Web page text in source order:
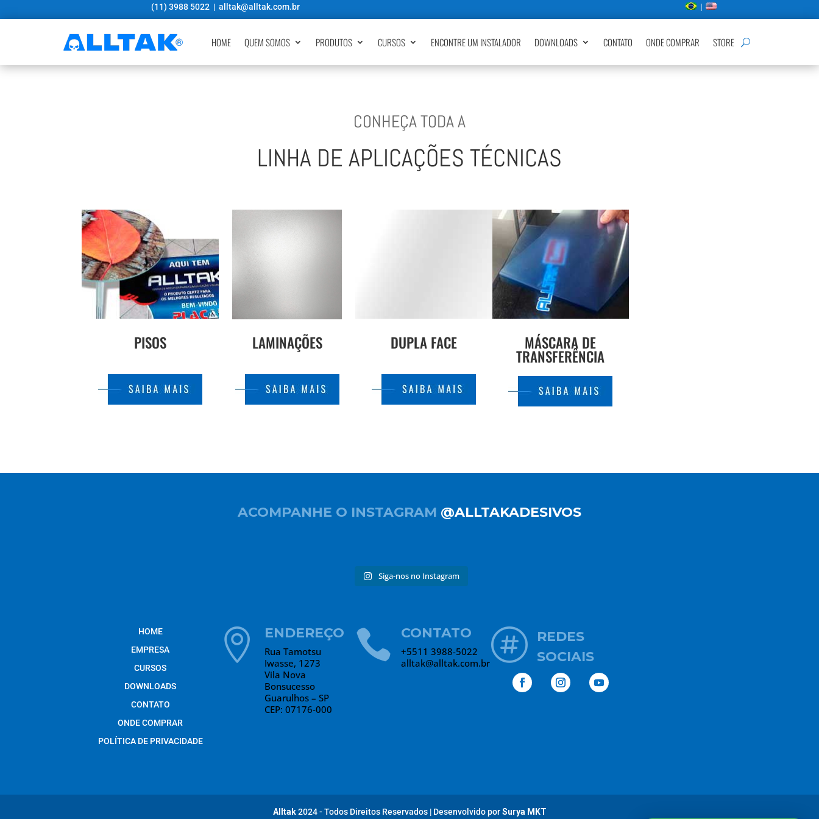
(11) 3988 5022 | alltak@alltak.com.br |
HOME QUEM SOMOS PRODUTOS CURSOS ENCONTRE UM INSTALADOR DOWNLOADS CONTATO ONDE COMPRAR STORE
CONHEÇA TODA A
LINHA DE APLICAÇÕES TÉCNICAS
PISOS LAMINAÇÕES DUPLA FACE MÁSCARA DE
TRANSFERÊNCIA
ACOMPANHE O INSTAGRAM @ALLTAKADESIVOS
Siga-nos no Instagram
HOME
EMPRESA
CURSOS
DOWNLOADS
CONTATO
ONDE COMPRAR
POLÍTICA DE PRIVACIDADE
 ENDEREÇO
Rua Tamotsu
Iwasse, 1273
Vila Nova
Bonsucesso
Guarulhos – SP
CEP: 07176-000
 CONTATO
+5511 3988-5022
alltak@alltak.com.br
REDES
SOCIAIS
Alltak2024 - Todos Direitos Reservados| Desenvolvido porSurya MKT